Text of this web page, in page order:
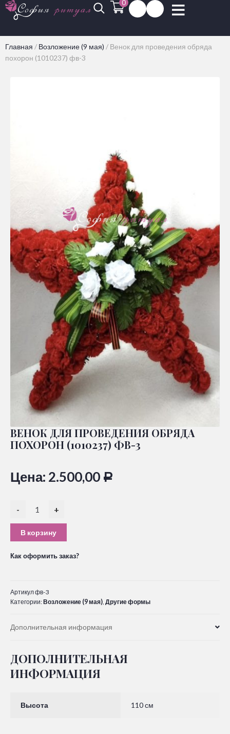
0
Главная / Возложение (9 мая) / Венок для проведения обряда
похорон (1010237) фв-3
ВЕНОК ДЛЯ ПРОВЕДЕНИЯ ОБРЯДА
ПОХОРОН (1010237) ФВ-3
Цена: 2.500,00 Р
- +
В корзину
Как оформить заказ?
Артикулфв-3
Категории:Возложение (9 мая), Другие формы
Дополнительная информация
ДОПОЛНИТЕЛЬНАЯ
ИНФОРМАЦИЯ
Высота 110 см